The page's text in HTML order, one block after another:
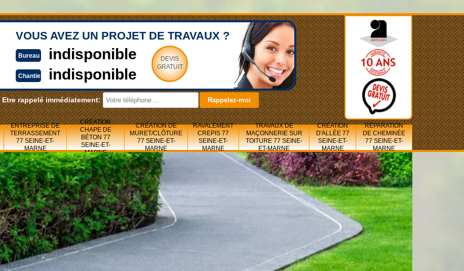
VOUS AVEZ UN PROJET DE TRAVAUX ?
Bureau indisponible
Chantier indisponible
DEVIS
GRATUIT
Etre rappelé immédiatement:
ENTREPRISE DE
TERRASSEMENT
77 SEINE-ET-
MARNE
CRÉATION
CHAPE DE
BÉTON 77
SEINE-ET-
MARNE
CRÉATION DE
MURET/CLÔTURE
77 SEINE-ET-
MARNE
RAVALEMENT
CREPIS 77
SEINE-ET-
MARNE
TRAVAUX DE
MAÇONNERIE SUR
TOITURE 77 SEINE-
ET-MARNE
CRÉATION
D'ALLÉE 77
SEINE-ET-
MARNE
RÉPARATION
DE CHEMINÉE
77 SEINE-ET-
MARNE